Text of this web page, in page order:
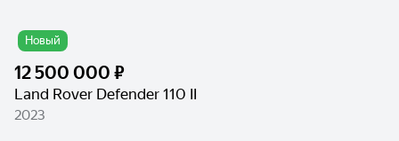
Новый
12 500 000 ₽
Land Rover Defender 110 II
2023